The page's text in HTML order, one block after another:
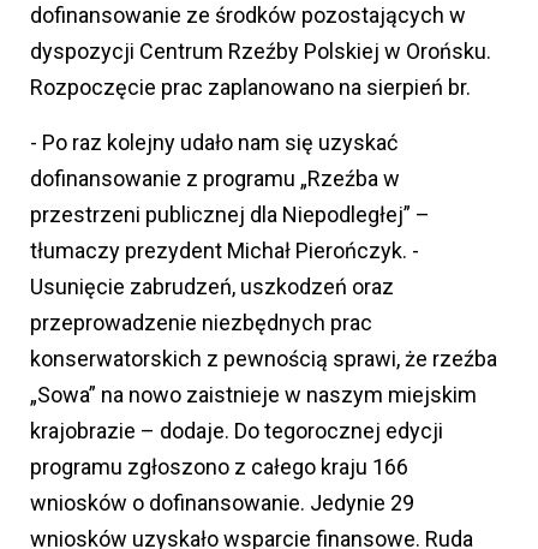
dofinansowanie ze środków pozostających w
dyspozycji Centrum Rzeźby Polskiej w Orońsku.
Rozpoczęcie prac zaplanowano na sierpień br.
- Po raz kolejny udało nam się uzyskać
dofinansowanie z programu „Rzeźba w
przestrzeni publicznej dla Niepodległej” –
tłumaczy prezydent Michał Pierończyk. -
Usunięcie zabrudzeń, uszkodzeń oraz
przeprowadzenie niezbędnych prac
konserwatorskich z pewnością sprawi, że rzeźba
„Sowa” na nowo zaistnieje w naszym miejskim
krajobrazie – dodaje. Do tegorocznej edycji
programu zgłoszono z całego kraju 166
wniosków o dofinansowanie. Jedynie 29
wniosków uzyskało wsparcie finansowe. Ruda